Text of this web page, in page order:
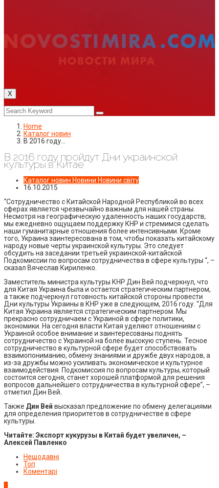
X
Home
Каталог новин
В 2016 году…
В 2016 году пройдут Дни украинской
культуры в Китае
Каталог новин Новини Новини світу
16.10.2015
“Сотрудничество с Китайской Народной Республикой во всех
сферах является чрезвычайно важным для нашей страны.
Несмотря на географическую удаленность наших государств,
мы ежедневно ощущаем поддержку КНР и стремимся сделать
наши гуманитарные отношения более интенсивными. Кроме
того, Украина заинтересована в том, чтобы показать китайскому
народу новые черты украинской культуры. Это следует
обсудить на заседании третьей украинской-китайской
Подкомиссии по вопросам сотрудничества в сфере культуры “, –
сказал Вячеслав Кириленко.
Заместитель министра культуры КНР Дин Вей подчеркнул, что
для Китая Украина была и остается стратегическим партнером,
а также подчеркнул готовность китайской стороны провести
Дни культуры Украины в КНР уже в следующем, 2016 году. “Для
Китая Украина является стратегическим партнером. Мы
прекрасно сотрудничаем с Украиной в сфере политики,
экономики. На сегодня власти Китая уделяют отношениям с
Украиной особое внимание и заинтересованы поднять
сотрудничество с Украиной на более высокую ступень. Тесное
сотрудничество в культурной сфере будет способствовать
взаимопониманию, обмену знаниями и дружбе двух народов, а
из-за дружбы можно усиливать экономическое и культурное
взаимодействия. Подкомиссия по вопросам культуры, который
состоится сегодня, станет хорошей платформой для решения
вопросов дальнейшего сотрудничества в культурной сфере”, –
отметил Дин Вей.
Также Дин Вей высказал предложение по обмену делегациями
для определения приоритетов в сотрудничестве в сфере
культуры.
Читайте: Экспорт кукурузы в Китай будет увеличен, –
Алексей Павленко
Нещодавні
Топ
Коментарі